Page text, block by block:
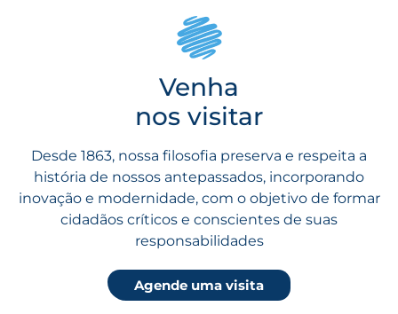
Venha
nos visitar
Desde 1863, nossa filosofia preserva e respeita a
história de nossos antepassados, incorporando
inovação e modernidade, com o objetivo de formar
cidadãos críticos e conscientes de suas
responsabilidades
Agende uma visita